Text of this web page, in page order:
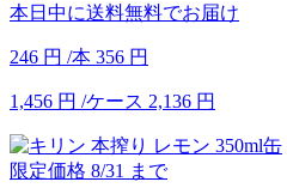
本日中に送料無料でお届け
246 円 /本 356 円
1,456 円 /ケース 2,136 円
限定価格 8/31 まで